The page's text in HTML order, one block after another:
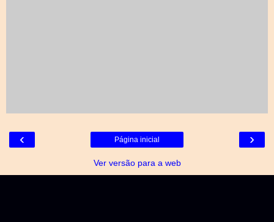
‹ ›
Página inicial
Ver versão para a web